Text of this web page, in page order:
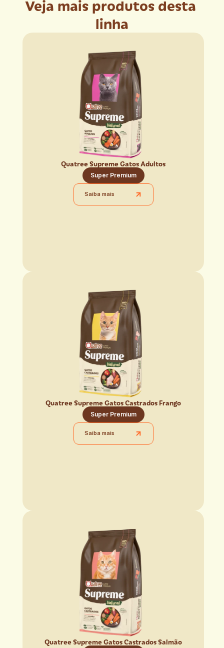
Veja mais produtos desta
linha
Quatree Supreme Gatos Adultos
Super Premium
Saiba mais
Quatree Supreme Gatos Castrados Frango
Super Premium
Saiba mais
Quatree Supreme Gatos Castrados Salmão